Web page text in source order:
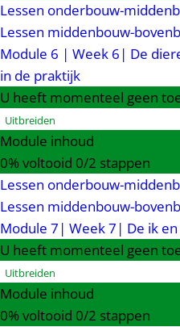
Lessen onderbouw-
Lessen middenbouw-
Module 6 | Week 6| De
in de praktijk
U heeft momenteel geen
Uitbreiden
Module inhoud
0% voltooid 0/2 stappen
Lessen onderbouw-
Lessen middenbouw-
Module 7| Week 7| De ik
U heeft momenteel geen
Uitbreiden
Module inhoud
0% voltooid 0/2 stappen